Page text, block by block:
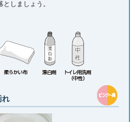
しましょう。
れ